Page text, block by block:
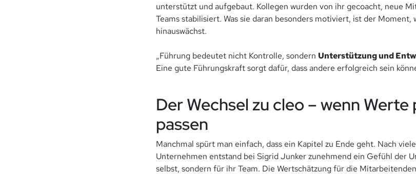
unterstützt und aufgebaut. Kollegen wurden von ihr gecoacht, neue
Teams stabilisiert. Was sie daran besonders motiviert, ist der Moment,
hinauswächst.
„Führung bedeutet nicht Kontrolle, sondern Unterstützung und
Eine gute Führungskraft sorgt dafür, dass andere erfolgreich sein
Der Wechsel zu cleo – wenn
passen
Manchmal spürt man einfach, dass ein Kapitel zu Ende geht. Nach
Unternehmen entstand bei Sigrid Junker zunehmend ein Gefühl der
selbst, sondern für ihr Team. Die Wertschätzung für die